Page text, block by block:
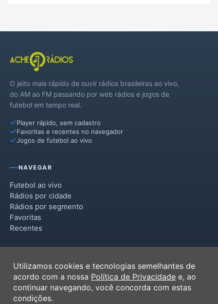
O jeito mais rápido de ouvir rádios brasileiras ao vivo,
do AM ao FM passando por web rádios e jogos de
futebol em tempo real.
Player rápido, sem cadastro
Favoritas e recentes no navegador
Jogos de futebol ao vivo
NAVEGAR
Futebol ao vivo
Rádios por cidade
Rádios por segmento
Favoritas
Recentes
Termos de Uso
Política de Privacidade
Ferramentas
Utilizamos cookies e tecnologias semelhantes de
acordo com a nossa Política de Privacidade e, ao
continuar navegando, você concorda com estas
condições.